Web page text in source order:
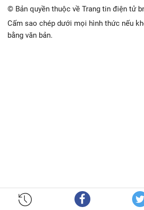
© Bản quyền thuộc về Trang tin điện tử
Cấm sao chép dưới mọi hình thức nếu
bằng văn bản.